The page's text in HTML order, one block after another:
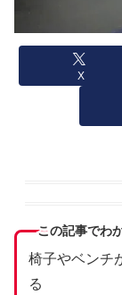
X
この記事でわ
椅子やベンチ
る